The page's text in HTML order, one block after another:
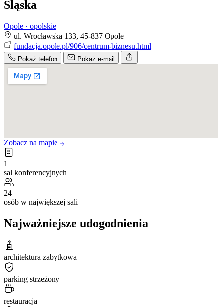
Śląska
Opole · opolskie
ul. Wrocławska 133, 45-837 Opole
fundacja.opole.pl/906/centrum-biznesu.html
Pokaż telefon Pokaż e-mail
Zobacz na mapie
1
sal konferencyjnych
24
osób w największej sali
Najważniejsze udogodnienia
architektura zabytkowa
parking strzeżony
restauracja